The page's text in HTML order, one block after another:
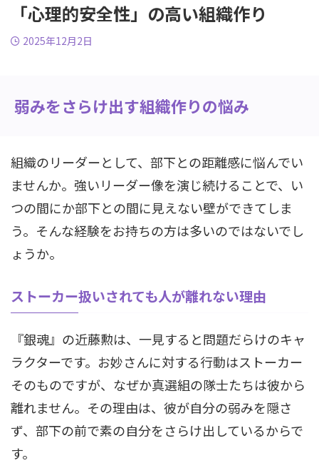
「心理的安全性」の高い組織作り
2025年12月2日
弱みをさらけ出す組織作りの悩み
組織のリーダーとして、部下との距離感に悩んでい
ませんか。強いリーダー像を演じ続けることで、い
つの間にか部下との間に見えない壁ができてしま
う。そんな経験をお持ちの方は多いのではないでし
ょうか。
ストーカー扱いされても人が離れない理由
『銀魂』の近藤勲は、一見すると問題だらけのキャ
ラクターです。お妙さんに対する行動はストーカー
そのものですが、なぜか真選組の隊士たちは彼から
離れません。その理由は、彼が自分の弱みを隠さ
ず、部下の前で素の自分をさらけ出しているからで
す。